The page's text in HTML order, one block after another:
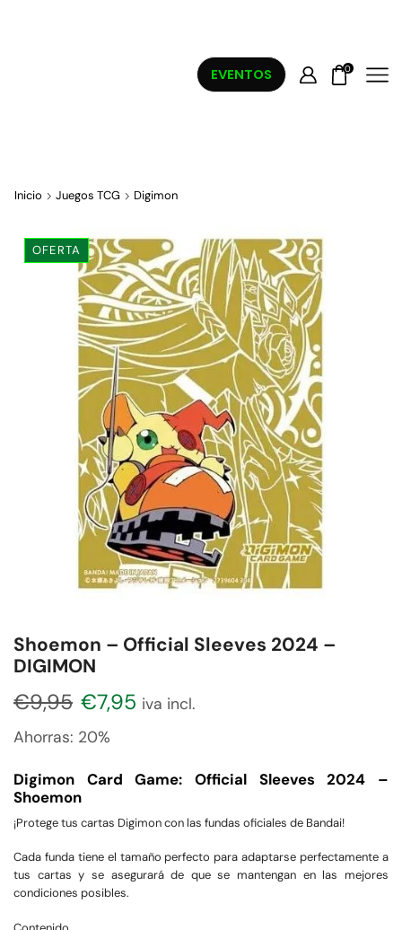
EVENTOS 0
Inicio Juegos TCG Digimon
OFERTA
Shoemon – Official Sleeves 2024 –
DIGIMON
€9,95 €7,95 iva incl.
Ahorras: 20%
Digimon Card Game: Official Sleeves 2024 –
Shoemon
¡Protege tus cartas Digimon con las fundas oficiales de Bandai!
Cada funda tiene el tamaño perfecto para adaptarse perfectamente a
tus cartas y se asegurará de que se mantengan en las mejores
condiciones posibles.